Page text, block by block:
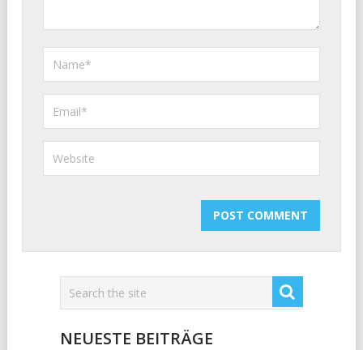
NEUESTE BEITRÄGE